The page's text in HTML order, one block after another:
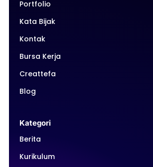
Portfolio
Kata Bijak
Kontak
Bursa Kerja
Creattefa
Blog
Kategori
Berita
Kurikulum